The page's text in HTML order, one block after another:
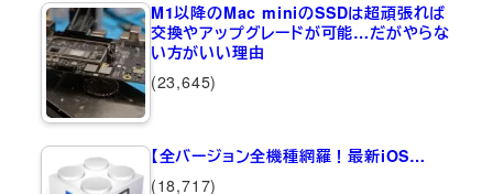
M1以降のMac miniのSSDは超頑張れば
交換やアップグレードが可能…だがやらな
い方がいい理由
(23,645)
【全バージョン全機種網羅！最新iOS…
(18,717)